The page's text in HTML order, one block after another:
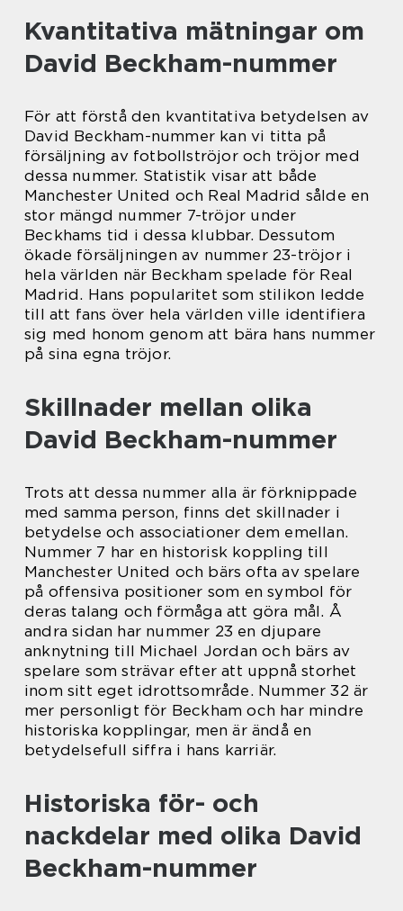
Kvantitativa mätningar om
David Beckham-nummer
För att förstå den kvantitativa betydelsen av
David Beckham-nummer kan vi titta på
försäljning av fotbollströjor och tröjor med
dessa nummer. Statistik visar att både
Manchester United och Real Madrid sålde en
stor mängd nummer 7-tröjor under
Beckhams tid i dessa klubbar. Dessutom
ökade försäljningen av nummer 23-tröjor i
hela världen när Beckham spelade för Real
Madrid. Hans popularitet som stilikon ledde
till att fans över hela världen ville identifiera
sig med honom genom att bära hans nummer
på sina egna tröjor.
Skillnader mellan olika
David Beckham-nummer
Trots att dessa nummer alla är förknippade
med samma person, finns det skillnader i
betydelse och associationer dem emellan.
Nummer 7 har en historisk koppling till
Manchester United och bärs ofta av spelare
på offensiva positioner som en symbol för
deras talang och förmåga att göra mål. Å
andra sidan har nummer 23 en djupare
anknytning till Michael Jordan och bärs av
spelare som strävar efter att uppnå storhet
inom sitt eget idrottsområde. Nummer 32 är
mer personligt för Beckham och har mindre
historiska kopplingar, men är ändå en
betydelsefull siffra i hans karriär.
Historiska för- och
nackdelar med olika David
Beckham-nummer